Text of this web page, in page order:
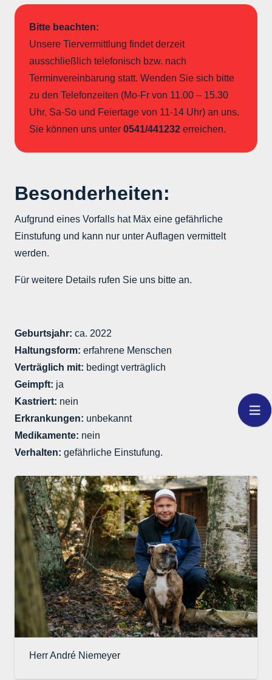
Bitte beachten:
Unsere Tiervermittlung findet derzeit
ausschließlich telefonisch bzw. nach
Terminvereinbarung statt. Wenden Sie sich bitte
zu den Telefonzeiten (Mo-Fr von 11.00 – 15.30
Uhr, Sa-So und Feiertage von 11-14 Uhr) an uns.
Sie können uns unter 0541/441232 erreichen.
Besonderheiten:
Aufgrund eines Vorfalls hat Mäx eine gefährliche
Einstufung und kann nur unter Auflagen vermittelt
werden.
Für weitere Details rufen Sie uns bitte an.
Geburtsjahr: ca. 2022
Haltungsform: erfahrene Menschen
Verträglich mit: bedingt verträglich
Geimpft: ja
Kastriert: nein
Erkrankungen: unbekannt
Medikamente: nein
Verhalten: gefährliche Einstufung.
Herr André Niemeyer